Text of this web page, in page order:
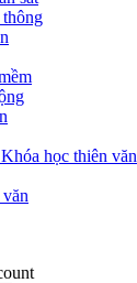
học thiên văn